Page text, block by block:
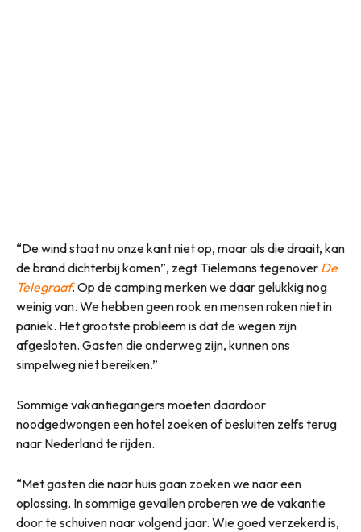
“De wind staat nu onze kant niet op, maar als die draait, kan
de brand dichterbij komen”, zegt Tielemans tegenover De
Telegraaf. Op de camping merken we daar gelukkig nog
weinig van. We hebben geen rook en mensen raken niet in
paniek. Het grootste probleem is dat de wegen zijn
afgesloten. Gasten die onderweg zijn, kunnen ons
simpelweg niet bereiken.”
Sommige vakantiegangers moeten daardoor
noodgedwongen een hotel zoeken of besluiten zelfs terug
naar Nederland te rijden.
“Met gasten die naar huis gaan zoeken we naar een
oplossing. In sommige gevallen proberen we de vakantie
door te schuiven naar volgend jaar. Wie goed verzekerd is,